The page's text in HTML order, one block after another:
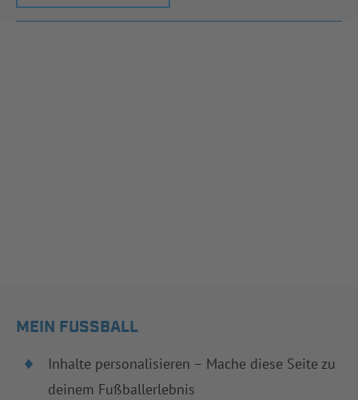
MEIN FUSSBALL
Inhalte personalisieren – Mache diese Seite zu
deinem Fußballerlebnis